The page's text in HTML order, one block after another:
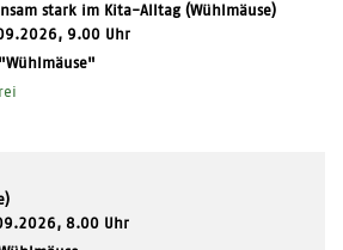
stark im Kita-Alltag (Wühlmäuse)
9.00 Uhr
"Wühlmäuse"
8.00 Uhr